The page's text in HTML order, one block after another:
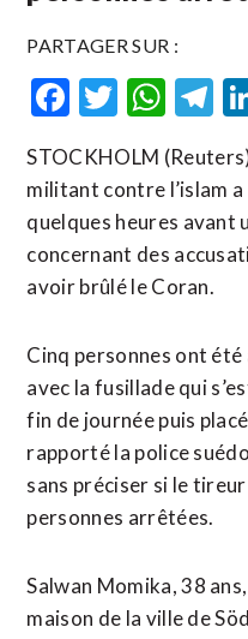
PARTAGER SUR :
Facebook
Twitter
STOCKHOLM
militant contre l’islam
quelques heures avant
concernant des
avoir brûlé le Coran.
Cinq personnes ont
avec la fusillade qui
fin de journée puis
rapporté la police
sans préciser si le
personnes arrêtées.
Salwan Momika, 38
maison de la ville de